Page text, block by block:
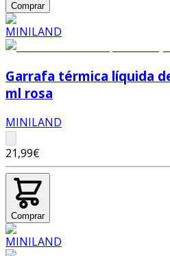
Comprar
Garrafa térmica líquida
ml rosa
MINILAND
21,99€
Comprar